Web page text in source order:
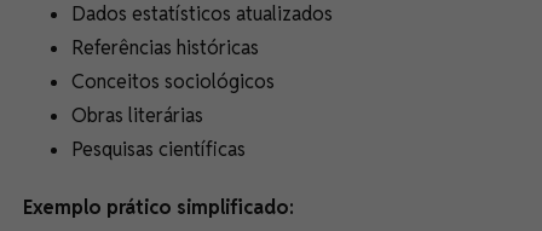
Dados estatísticos atualizados
Referências históricas
Conceitos sociológicos
Obras literárias
Pesquisas científicas
Exemplo prático simplificado: